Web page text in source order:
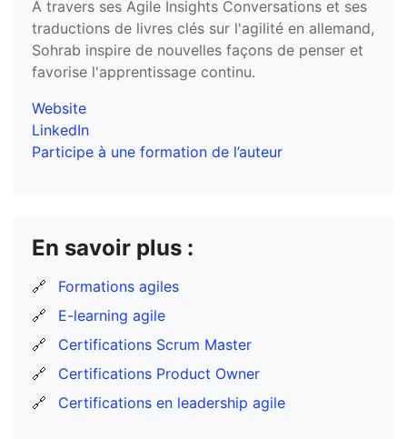
À travers ses Agile Insights Conversations et ses
traductions de livres clés sur l'agilité en allemand,
Sohrab inspire de nouvelles façons de penser et
favorise l'apprentissage continu.
Website
LinkedIn
Participe à une formation de l’auteur
En savoir plus :
🔗
Formations agiles
🔗
E-learning agile
🔗
Certifications Scrum Master
🔗
Certifications Product Owner
🔗
Certifications en leadership agile